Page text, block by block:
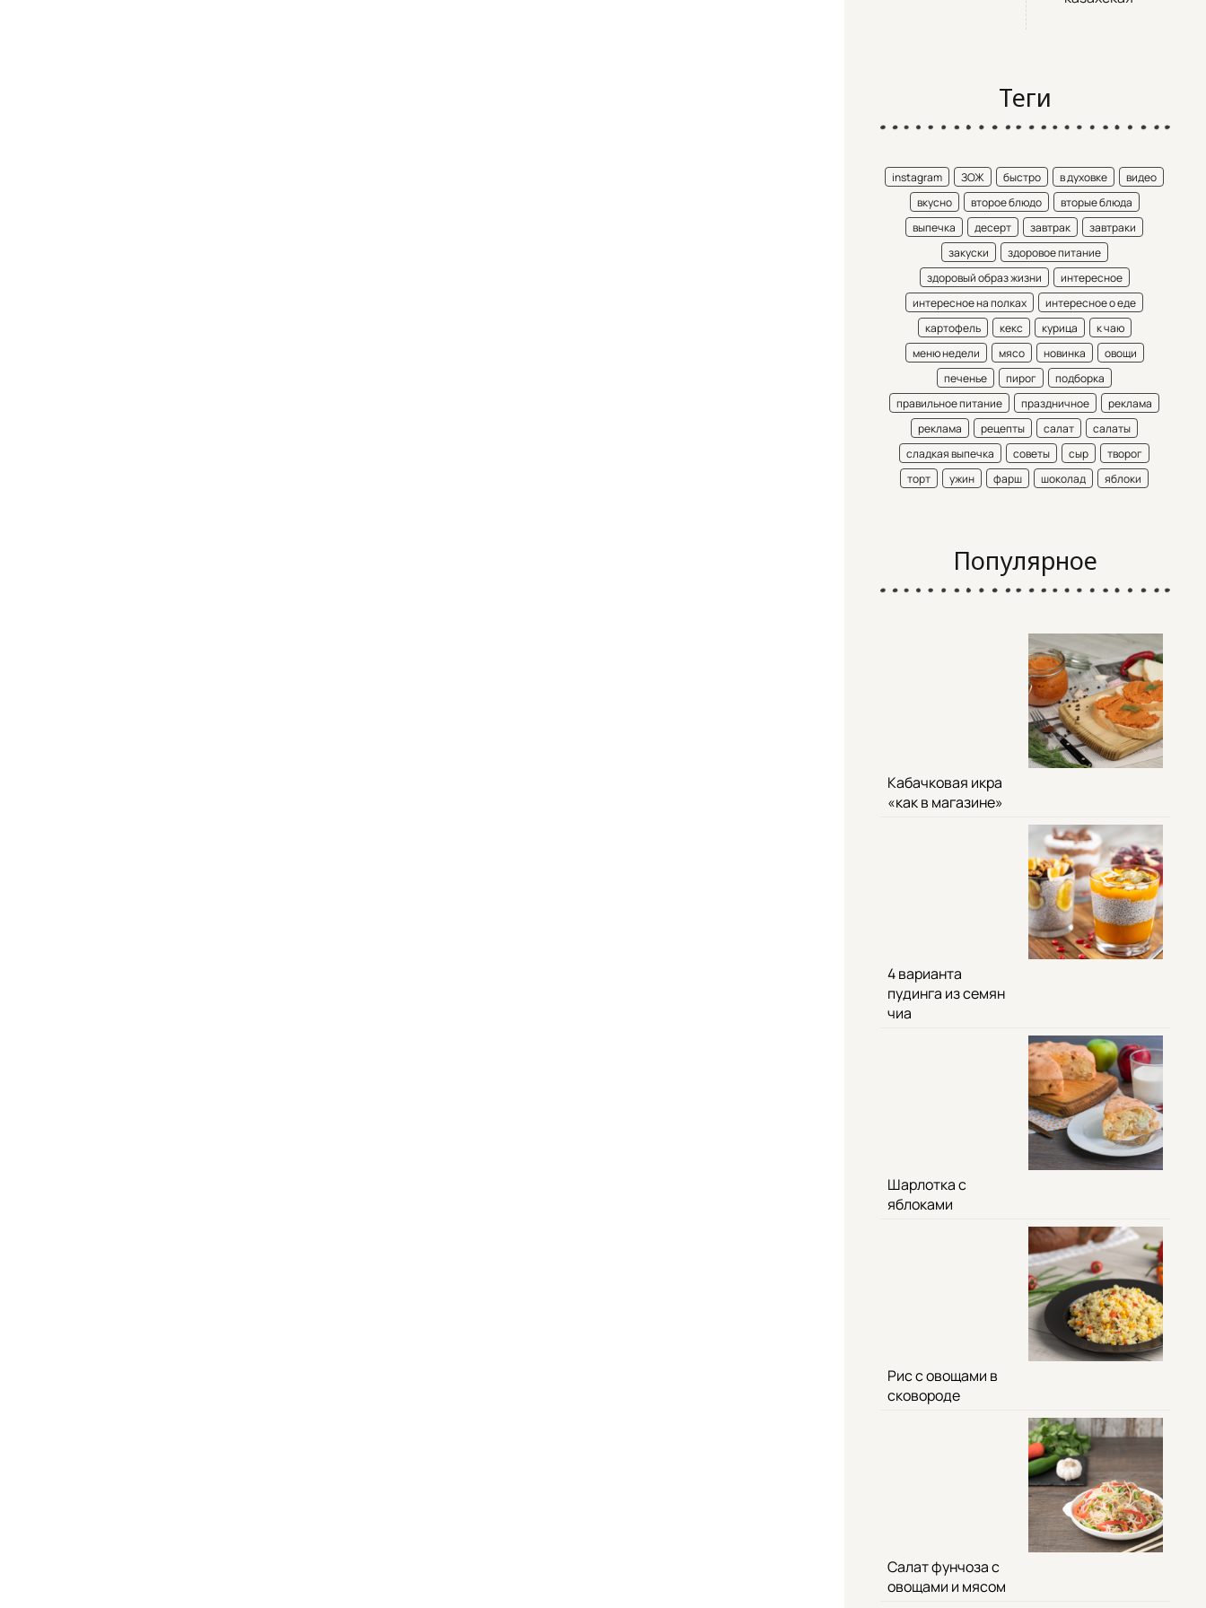
Теги
instagram ЗОЖ быстро в духовке
видео
вкусно
второе блюдо
вторые блюда
выпечка
десерт завтрак
завтраки
закуски
здоровое питание
здоровый образ жизни
интересное
интересное на полках
интересное о еде
картофель
кекс курица
к чаю
меню недели
мясо новинка
овощи
печенье
пирог
подборка
правильное питание
праздничное
реклама
реклама
рецепты салат
салаты
сладкая выпечка
советы сыр
творог
торт
ужин фарш шоколад яблоки
Популярное
Кабачковая икра
«как в магазине»
4 варианта
пудинга из семян
чиа
Шарлотка с
яблоками
Рис с овощами в
сковороде
Салат фунчоза с
овощами и мясом